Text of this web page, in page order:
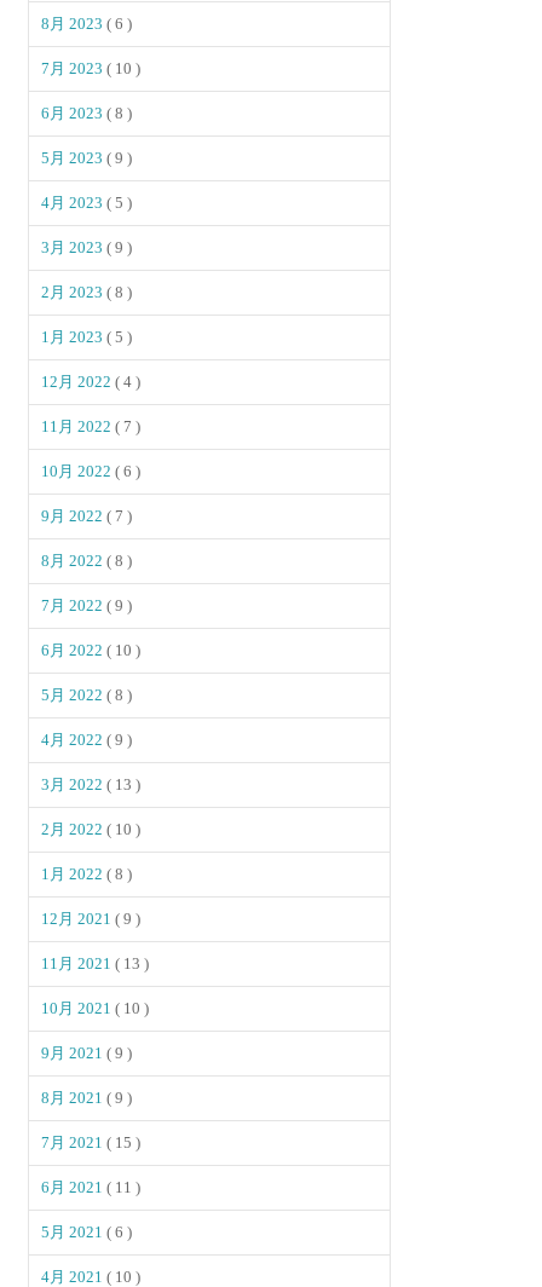
8月 2023( 6 )
7月 2023( 10 )
6月 2023( 8 )
5月 2023( 9 )
4月 2023( 5 )
3月 2023( 9 )
2月 2023( 8 )
1月 2023( 5 )
12月 2022( 4 )
11月 2022( 7 )
10月 2022( 6 )
9月 2022( 7 )
8月 2022( 8 )
7月 2022( 9 )
6月 2022( 10 )
5月 2022( 8 )
4月 2022( 9 )
3月 2022( 13 )
2月 2022( 10 )
1月 2022( 8 )
12月 2021( 9 )
11月 2021( 13 )
10月 2021( 10 )
9月 2021( 9 )
8月 2021( 9 )
7月 2021( 15 )
6月 2021( 11 )
5月 2021( 6 )
4月 2021( 10 )